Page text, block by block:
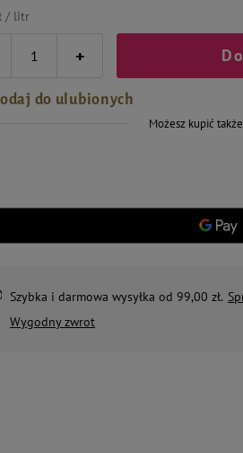
/ litr
+
do ulubionych
Możesz kupić
Szybka i darmowa wysyłka od 99,00 zł.
Wygodny zwrot